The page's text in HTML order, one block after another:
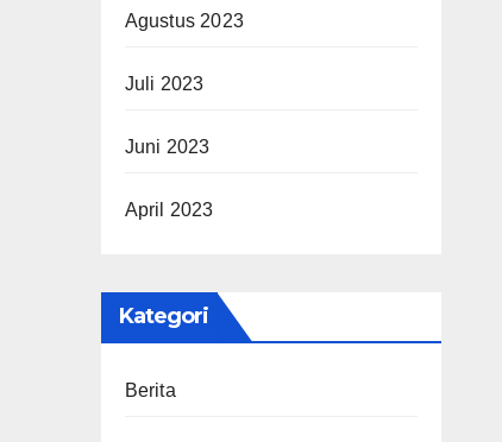
Agustus 2023
Juli 2023
Juni 2023
April 2023
Kategori
Berita